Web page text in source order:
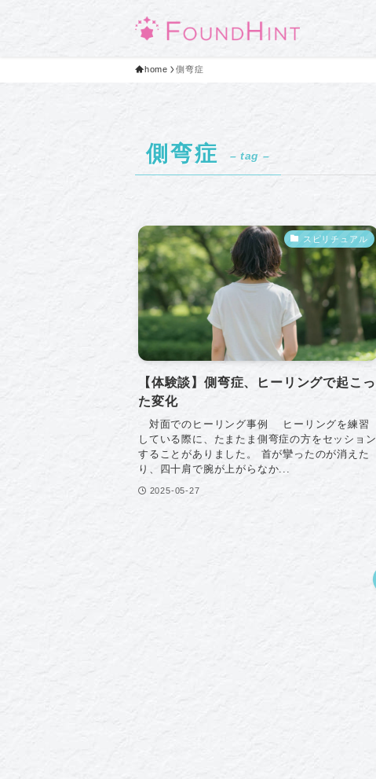
home 側弯症
側弯症 – tag –
スピリチュアル
【体験談】側弯症、ヒーリングで起こっ
た変化
対面でのヒーリング事例 ヒーリングを練習
している際に、たまたま側弯症の方をセッション
することがありました。 首が攣ったのが消えた
り、四十肩で腕が上がらなか...
2025-05-27